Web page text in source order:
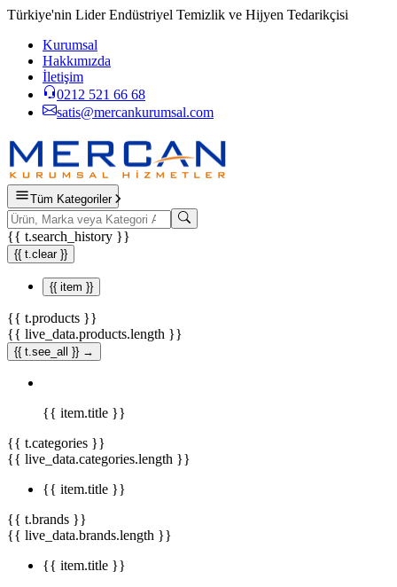
Türkiye'nin Lider Endüstriyel Temizlik ve Hijyen Tedarikçisi
Kurumsal
Hakkımızda
İletişim
0212 521 66 68
satis@mercankurumsal.com
Tüm Kategoriler
{{ t.search_history }}
{{ t.clear }}
{{ item }}
{{ t.products }}
{{ live_data.products.length }}
{{ t.see_all }} →
{{ item.title }}
{{ t.categories }}
{{ live_data.categories.length }}
{{ item.title }}
{{ t.brands }}
{{ live_data.brands.length }}
{{ item.title }}